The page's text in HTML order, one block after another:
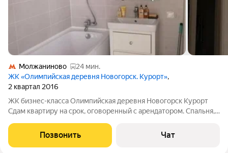
Молжаниново
24 мин.
ЖК «Олимпийская деревня Новогорск. Курорт»,
2 квартал 2016
ЖК бизнес-класса Олимпийская деревня Новогорск Курорт
Cдам квартиру на срок, оговоренный с арендатором. Спальня,
гардеробная, санузел совмещённый. Кухонный гарнитур с
бытовой техникой, посудомоечная
Позвонить Чат